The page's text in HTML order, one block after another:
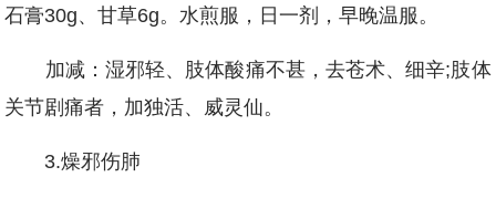
石膏30g、甘草6g。水煎服，日一剂，早晚温服。
加减：湿邪轻、肢体酸痛不甚，去苍术、细辛;肢体
关节剧痛者，加独活、威灵仙。
3.燥邪伤肺